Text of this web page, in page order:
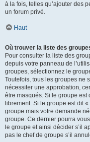
à la fois, telles qu’ajouter des
un forum privé.
Haut
Où trouver la liste des
Pour consulter la liste des
depuis votre panneau de
groupes, sélectionnez le
Toutefois, tous les groupes ne
nécessiter une approbation,
être masqués. Si le groupe est
librement. Si le groupe est dit
groupe mais votre demande
groupe. Ce dernier pourra
le groupe et ainsi décider s’il
pas le chef de groupe s’il